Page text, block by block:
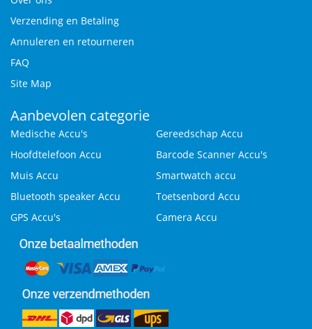
Verzending en Betaling
Annuleren en retourneren
FAQ
Site Map
Aanbevolen categorie
Medische Accu's
Gereedschap Accu
Hoofdtelefoon Accu
Barcode Scanner Accu's
Muis Accu
Smartwatch accu
Bluetooth speaker Accu
Toetsenbord Accu
GPS Accu's
Camera Accu